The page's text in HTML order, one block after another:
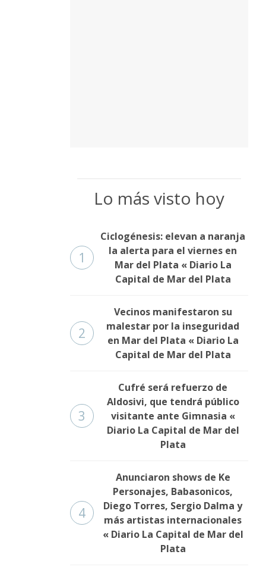
Lo más visto hoy
1
Ciclogénesis: elevan a naranja
la alerta para el viernes en
Mar del Plata « Diario La
Capital de Mar del Plata
2
Vecinos manifestaron su
malestar por la inseguridad
en Mar del Plata « Diario La
Capital de Mar del Plata
3
Cufré será refuerzo de
Aldosivi, que tendrá público
visitante ante Gimnasia «
Diario La Capital de Mar del
Plata
4
Anunciaron shows de Ke
Personajes, Babasonicos,
Diego Torres, Sergio Dalma y
más artistas internacionales
« Diario La Capital de Mar del
Plata